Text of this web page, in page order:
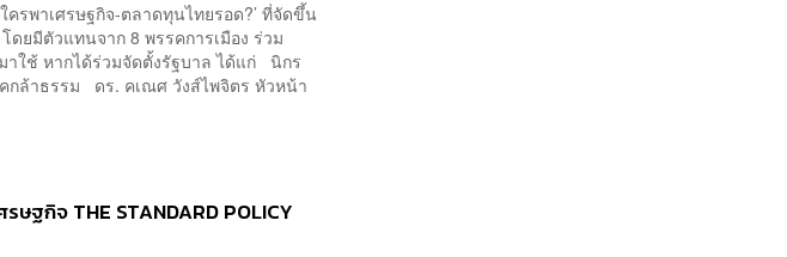
รพาเศรษฐกิจ-ตลาดทุนไทยรอด?’ ที่จัดขึ้น
ดยมีตัวแทนจาก 8 พรรคการเมือง ร่วม
ใช้ หากได้ร่วมจัดตั้งรัฐบาล ได้แก่ นิกร
กล้าธรรม ดร. คเณศ วังส์ไพจิตร หัวหน้า
ษฐกิจ THE STANDARD POLICY